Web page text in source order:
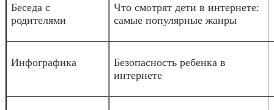
Беседа с
родителями
Что смотрят дети в интернете:
самые популярные жанры
Инфографика
Безопасность ребенка в
интернете